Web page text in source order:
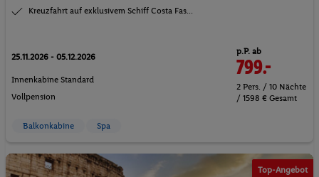
Kreuzfahrt auf exklusivem Schiff Costa Fas...
25.11.2026 - 05.12.2026
Innenkabine Standard
Vollpension
p.P. ab
799.-
2 Pers. / 10 Nächte
/ 1598 € Gesamt
Balkonkabine Spa
Top-Angebot